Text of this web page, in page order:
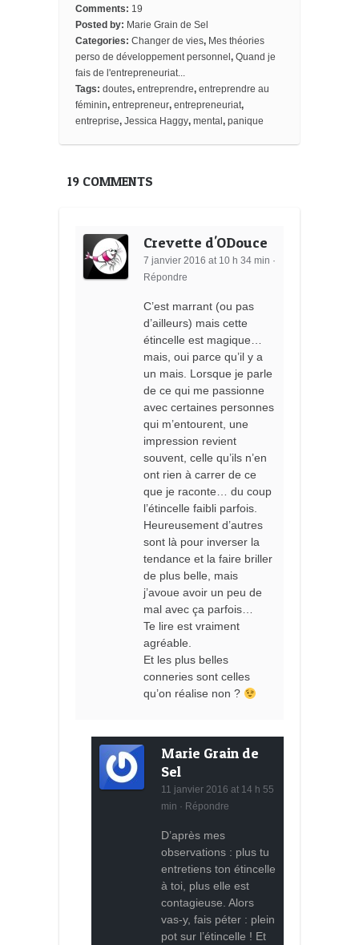
o
k
e
r
r
e
s
t
a
r
d
b
o
o
a
r
k
Comments: 19
Posted by: Marie Grain de Sel
Categories: Changer de vies, Mes théories
perso de développement personnel, Quand je
fais de l'entrepreneuriat...
Tags: doutes, entreprendre, entreprendre au
féminin, entrepreneur, entrepreneuriat,
entreprise, Jessica Haggy, mental, panique
19 COMMENTS
Crevette d'ODouce
7 janvier 2016 at 10 h 34 min ·
Répondre
C’est marrant (ou pas
d’ailleurs) mais cette
étincelle est magique…
mais, oui parce qu’il y a
un mais. Lorsque je parle
de ce qui me passionne
avec certaines personnes
qui m’entourent, une
impression revient
souvent, celle qu’ils n’en
ont rien à carrer de ce
que je raconte… du coup
l’étincelle faibli parfois.
Heureusement d’autres
sont là pour inverser la
tendance et la faire briller
de plus belle, mais
j’avoue avoir un peu de
mal avec ça parfois…
Te lire est vraiment
agréable.
Et les plus belles
conneries sont celles
qu’on réalise non ?
Marie Grain de
Sel
11 janvier 2016 at 14 h 55
min · Répondre
D’après mes
observations : plus tu
entretiens ton étincelle
à toi, plus elle est
contagieuse. Alors
vas-y, fais péter : plein
pot sur l’étincelle ! Et